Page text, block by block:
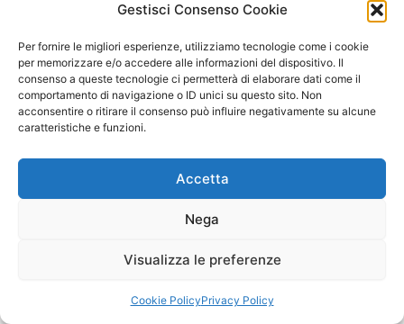
Gestisci Consenso Cookie
Per fornire le migliori esperienze, utilizziamo tecnologie come i cookie
per memorizzare e/o accedere alle informazioni del dispositivo. Il
consenso a queste tecnologie ci permetterà di elaborare dati come il
comportamento di navigazione o ID unici su questo sito. Non
acconsentire o ritirare il consenso può influire negativamente su alcune
caratteristiche e funzioni.
Accetta
Nega
Visualizza le preferenze
Cookie PolicyPrivacy Policy
Copyright © 2026 Il Gatto Blu Giochi educativi Montessori e